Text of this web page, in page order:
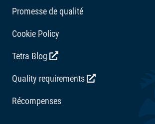
Promesse de qualité
Cookie Policy
Tetra Blog
Quality requirements
Récompenses